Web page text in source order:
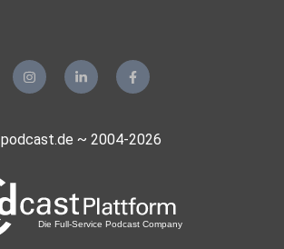
podcast.de ~ 2004-2026